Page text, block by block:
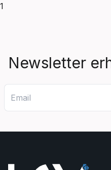
1
Newsletter